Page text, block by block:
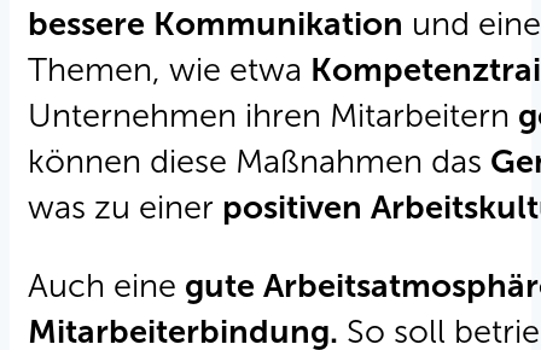
bessere Kommunikation und
Themen, wie etwa
Unternehmen ihren Mitarbeitern
können diese Maßnahmen das
was zu einer positiven
Auch eine gute
Mitarbeiterbindung. So soll